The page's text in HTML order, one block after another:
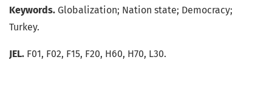
Keywords. Globalization; Nation state; Democracy;
Turkey.
JEL. F01, F02, F15, F20, H60, H70, L30.